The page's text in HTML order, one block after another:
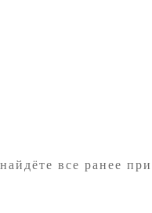
все ранее